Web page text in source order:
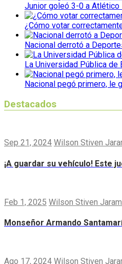
Junior goleó 3-0 a Atlético
¿Cómo votar
Nacional derrotó a
La Universidad Pública
Nacional pegó primero, le
Destacados
Sep 21, 2024 Wilson Stiven
¡A guardar su vehículo! Este
Feb 1, 2025 Wilson Stiven
Monseñor Armando
Ago 17, 2024 Wilson Stiven